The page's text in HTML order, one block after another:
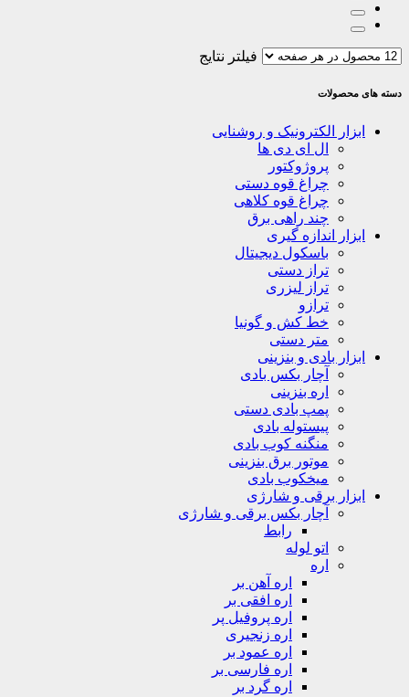
فیلتر نتایج
دسته های محصولات
ابزار الکترونیک و روشنایی
ال ای دی ها
پروژوکتور
چراغ قوه دستی
چراغ قوه کلاهی
چند راهی برق
ابزار اندازه گیری
باسکول دیجیتال
تراز دستی
تراز لیزری
ترازو
خط کش و گونیا
متر دستی
ابزار بادی و بنزینی
آچار بکس بادی
اره بنزینی
پمپ بادی دستی
پیستوله بادی
منگنه کوب بادی
موتور برق بنزینی
میخکوب بادی
ابزار برقی و شارژی
آچار بکس برقی و شارژی
رابط
اتو لوله
اره
اره آهن بر
اره افقی بر
اره پروفیل پر
اره زنجیری
اره عمود بر
اره فارسی بر
اره گرد بر